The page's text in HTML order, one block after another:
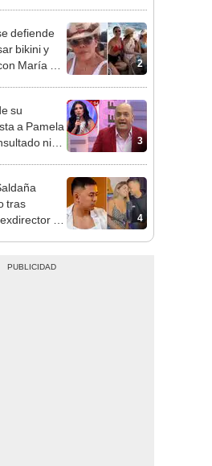
2
defiende
bikini y
María Pía
3
su
a Pamela
ni
4
tras
de